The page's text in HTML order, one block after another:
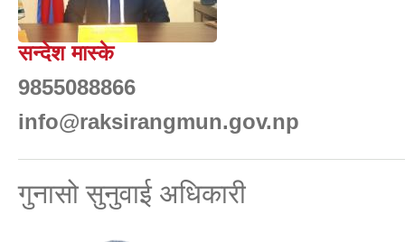
सन्देश मास्के
9855088866
info@raksirangmun.gov.np
गुनासो सुनुवाई अधिकारी